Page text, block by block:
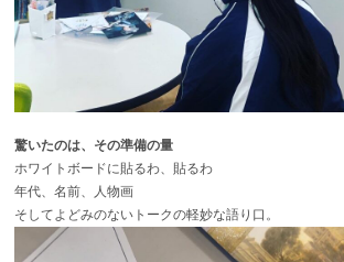
驚いたのは、その準備の量
ホワイトボードに貼るわ、貼るわ
年代、名前、人物画
そしてよどみのないトークの軽妙な語り口。